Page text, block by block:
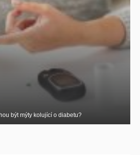
být mýty kolující o diabetu?